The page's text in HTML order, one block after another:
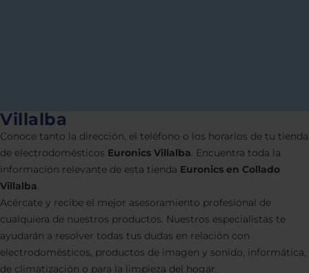
Villalba
Conoce tanto la dirección, el teléfono o los horarios de tu tienda
de electrodomésticos Euronics Villalba. Encuentra toda la
información relevante de esta tienda Euronics en Collado
Villalba.
Acércate y recibe el mejor asesoramiento profesional de
cualquiera de nuestros productos. Nuestros especialistas te
ayudarán a resolver todas tus dudas en relación con
electrodomésticos, productos de imagen y sonido, informática,
de climatización o para la limpieza del hogar.